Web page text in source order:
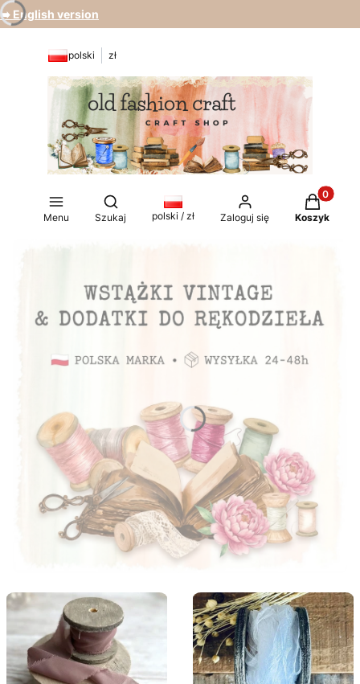
➡️ English version
polski zł
Menu
Otwórz wyszukiwarkę
Szukaj polski / zł Zaloguj się
Produkty
Koszyk